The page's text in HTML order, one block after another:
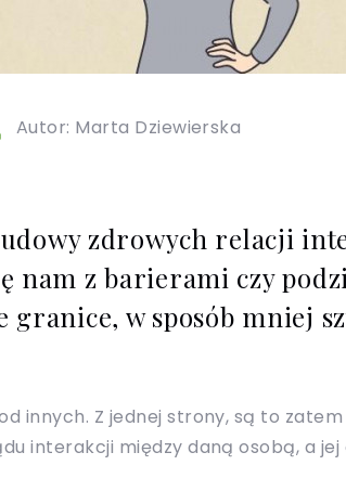
Autor: Marta Dziewierska
zdrowych relacji
z barierami czy
w sposób mniej
innych. Z jednej strony, są to zatem
interakcji między daną osobą, a